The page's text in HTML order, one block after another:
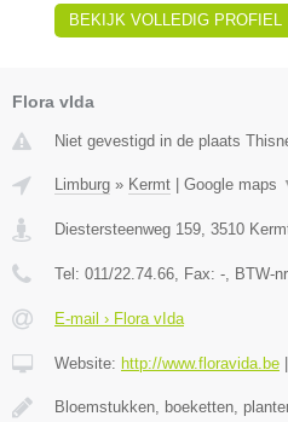
BEKIJK VOLLEDIG PROFIEL
Flora vIda
Niet gevestigd in de plaats
Limburg » Kermt Google maps
Diestersteenweg 159, 3510
Tel: 011/22.74.66, Fax: -, BTW-
E-mail › Flora vIda
Website: http://www.floravida.be
Bloemstukken, boeketten,